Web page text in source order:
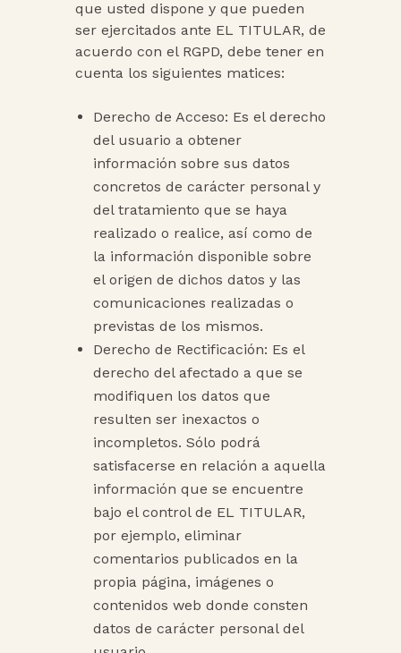
que usted dispone y que pueden
ser ejercitados ante EL TITULAR, de
acuerdo con el RGPD, debe tener en
cuenta los siguientes matices:
Derecho de Acceso: Es el derecho
del usuario a obtener
información sobre sus datos
concretos de carácter personal y
del tratamiento que se haya
realizado o realice, así como de
la información disponible sobre
el origen de dichos datos y las
comunicaciones realizadas o
previstas de los mismos.
Derecho de Rectificación: Es el
derecho del afectado a que se
modifiquen los datos que
resulten ser inexactos o
incompletos. Sólo podrá
satisfacerse en relación a aquella
información que se encuentre
bajo el control de EL TITULAR,
por ejemplo, eliminar
comentarios publicados en la
propia página, imágenes o
contenidos web donde consten
datos de carácter personal del